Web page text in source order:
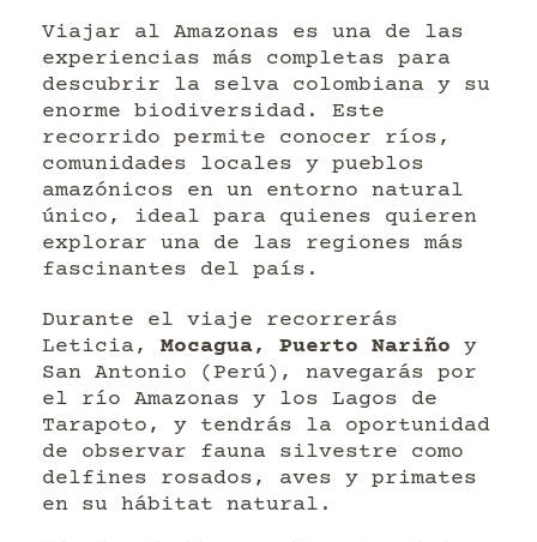
Viajar al Amazonas es una de las
experiencias más completas para
descubrir la selva colombiana y su
enorme biodiversidad. Este
recorrido permite conocer ríos,
comunidades locales y pueblos
amazónicos en un entorno natural
único, ideal para quienes quieren
explorar una de las regiones más
fascinantes del país.
Durante el viaje recorrerás
Leticia, Mocagua, Puerto Nariño y
San Antonio (Perú), navegarás por
el río Amazonas y los Lagos de
Tarapoto, y tendrás la oportunidad
de observar fauna silvestre como
delfines rosados, aves y primates
en su hábitat natural.